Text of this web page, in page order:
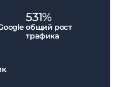
531%
общий рост
трафика